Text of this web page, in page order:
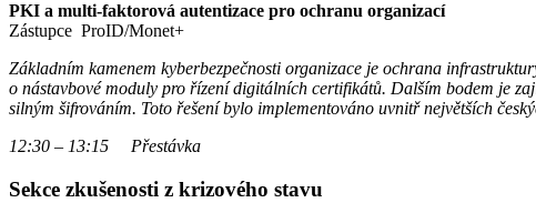
PKI a multi-faktorová autentizace pro ochranu organizací
Zástupce ProID/Monet+
Základním kamenem kyberbezpečnosti organizace je ochrana
o nástavbové moduly pro řízení digitálních certifikátů. Dalším bodem je
silným šifrováním. Toto řešení bylo implementováno uvnitř největších
12:30 – 13:15 Přestávka
Sekce zkušenosti z krizového stavu